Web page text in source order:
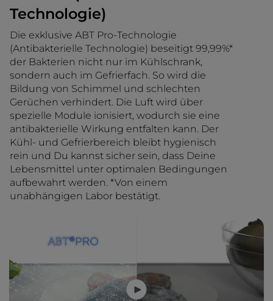
Technologie)
Die exklusive ABT Pro-Technologie
(Antibakterielle Technologie) beseitigt 99,99%*
der Bakterien nicht nur im Kühlschrank,
sondern auch im Gefrierfach. So wird die
Bildung von Schimmel und schlechten
Gerüchen verhindert. Die Luft wird über
spezielle Module ionisiert, wodurch sie eine
antibakterielle Wirkung entfalten kann. Der
Kühl- und Gefrierbereich bleibt hygienisch
rein und Du kannst sicher sein, dass Deine
Lebensmittel unter optimalen Bedingungen
aufbewahrt werden. *Von einem
unabhängigen Labor bestätigt.